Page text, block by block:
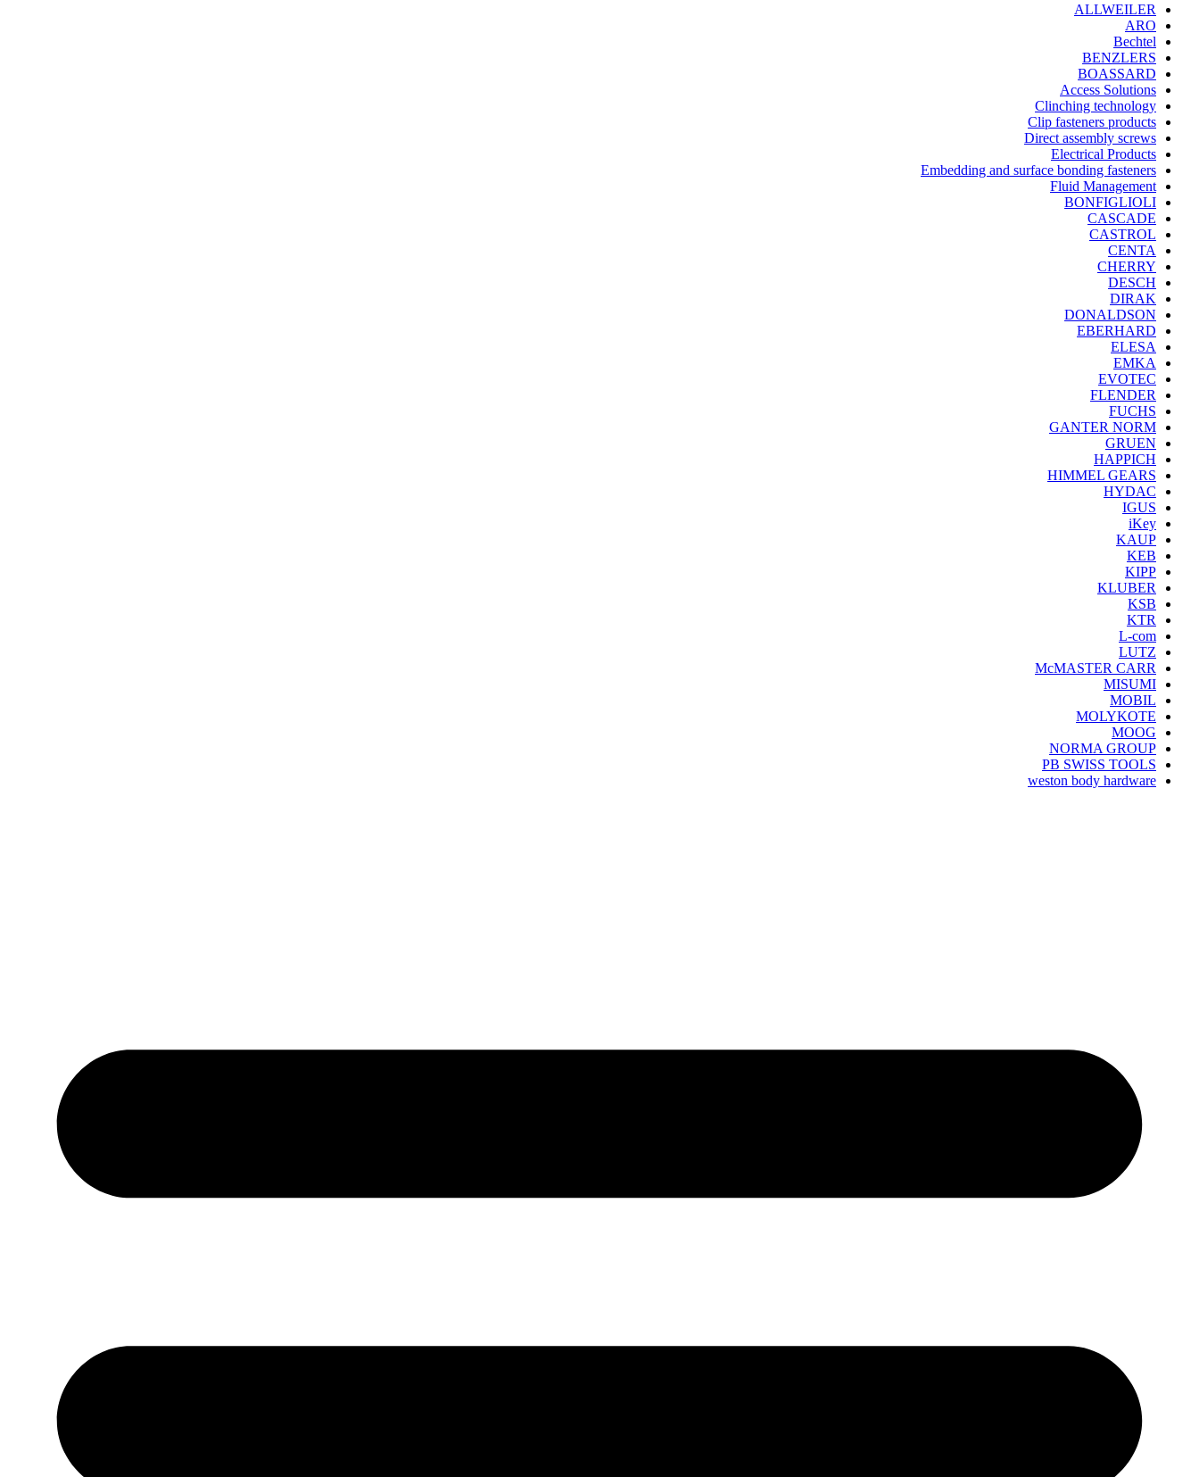
ALLWEILER
ARO
Bechtel
BENZLERS
BOASSARD
Access Solutions
Clinching technology
Clip fasteners products
Direct assembly screws
Electrical Products
Embedding and surface bonding fasteners
Fluid Management
BONFIGLIOLI
CASCADE
CASTROL
CENTA
CHERRY
DESCH
DIRAK
DONALDSON
EBERHARD
ELESA
EMKA
EVOTEC
FLENDER
FUCHS
GANTER NORM
GRUEN
HAPPICH
HIMMEL GEARS
HYDAC
IGUS
iKey
KAUP
KEB
KIPP
KLUBER
KSB
KTR
L-com
LUTZ
McMASTER CARR
MISUMI
MOBIL
MOLYKOTE
MOOG
NORMA GROUP
PB SWISS TOOLS
weston body hardware